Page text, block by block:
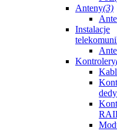
Anteny(3)
Instalacje
Kontrolery